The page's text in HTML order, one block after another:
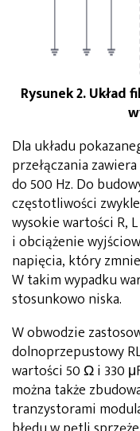
Rysunek 2.
Dla układu
przełączania
do 500 Hz. Do
częstotliwości
wysokie wartości R,
i obciążenie
napięcia, który
W takim wypadku
stosunkowo niska.
W obwodzie
dolnoprzepustowy
wartości 50 Ω i 330
można także
tranzystorami